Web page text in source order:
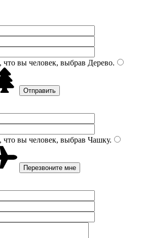
вы человек, выбрав Дерево.
вы человек, выбрав Чашку.